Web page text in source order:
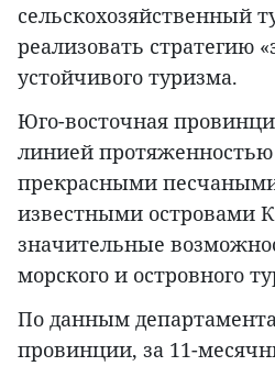
сельскохозяйственный
реализовать стратегию
устойчивого туризма.
Юго-восточная
линией протяженностью
прекрасными
известными островами
значительные
морского и островного
По данным
провинции, за 11-